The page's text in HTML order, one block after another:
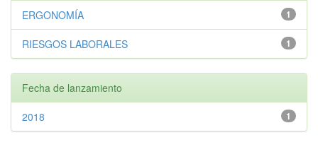
1
ERGONOMÍA
1
RIESGOS LABORALES
Fecha de lanzamiento
1
2018